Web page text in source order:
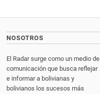
NOSOTROS
El Radar surge como un medio de
comunicación que busca reflejar
e informar a bolivianas y
bolivianos los sucesos más